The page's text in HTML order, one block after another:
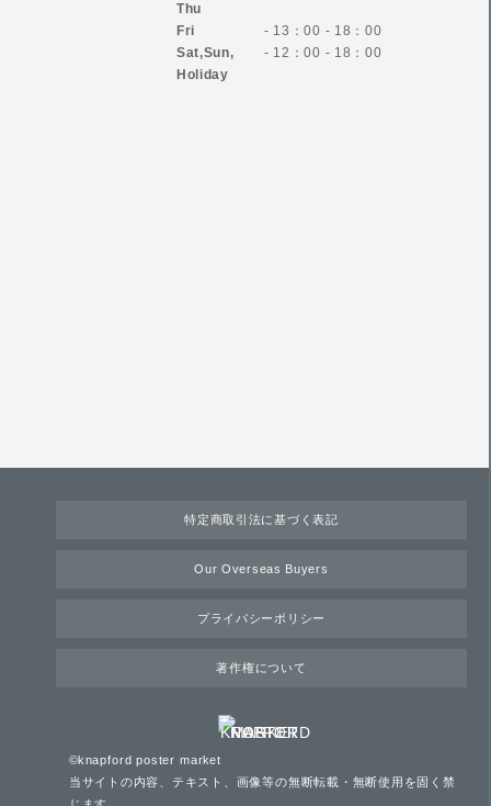
Thu
Fri
- 13：00 - 18：00
Sat,Sun,
Holiday
- 12：00 - 18：00
特定商取引法に基づく表記
Our Overseas Buyers
プライバシーポリシー
著作権について
©knapford poster market
当サイトの内容、テキスト、画像等の無断転載・無断使用を固く禁